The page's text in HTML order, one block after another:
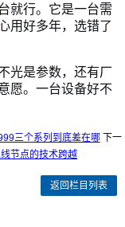
就行。它是一台需
用好多年，选错了
光是参数，还有厂
愿。一台设备好不
三个系列到底差在哪下一
节点的技术跨越
返回栏目列表